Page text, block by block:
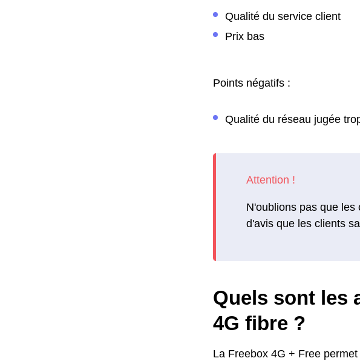
Qualité du service client
Prix bas
Points négatifs :
Qualité du réseau jugée
N'oublions pas que
d'avis que les clients
Quels sont les
4G fibre ?
La Freebox 4G + Free